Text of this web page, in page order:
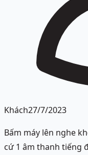
Khách27/7/2023
Bấm máy lên nghe
cứ 1 âm thanh tiếng